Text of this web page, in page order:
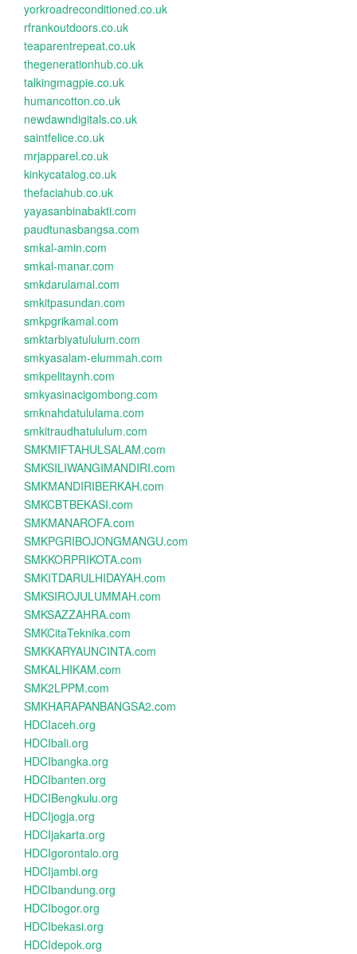
yorkroadreconditioned.co.uk
rfrankoutdoors.co.uk
teaparentrepeat.co.uk
thegenerationhub.co.uk
talkingmagpie.co.uk
humancotton.co.uk
newdawndigitals.co.uk
saintfelice.co.uk
mrjapparel.co.uk
kinkycatalog.co.uk
thefaciahub.co.uk
yayasanbinabakti.com
paudtunasbangsa.com
smkal-amin.com
smkal-manar.com
smkdarulamal.com
smkitpasundan.com
smkpgrikamal.com
smktarbiyatululum.com
smkyasalam-elummah.com
smkpelitaynh.com
smkyasinacigombong.com
smknahdatululama.com
smkitraudhatululum.com
SMKMIFTAHULSALAM.com
SMKSILIWANGIMANDIRI.com
SMKMANDIRIBERKAH.com
SMKCBTBEKASI.com
SMKMANAROFA.com
SMKPGRIBOJONGMANGU.com
SMKKORPRIKOTA.com
SMKITDARULHIDAYAH.com
SMKSIROJULUMMAH.com
SMKSAZZAHRA.com
SMKCitaTeknika.com
SMKKARYAUNCINTA.com
SMKALHIKAM.com
SMK2LPPM.com
SMKHARAPANBANGSA2.com
HDCIaceh.org
HDCIbali.org
HDCIbangka.org
HDCIbanten.org
HDCIBengkulu.org
HDCIjogja.org
HDCIjakarta.org
HDCIgorontalo.org
HDCIjambi.org
HDCIbandung.org
HDCIbogor.org
HDCIbekasi.org
HDCIdepok.org